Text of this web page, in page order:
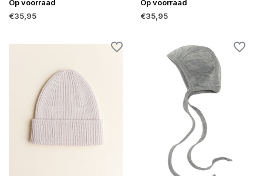
Op voorraad
€35,95
Op voorraad
€35,95